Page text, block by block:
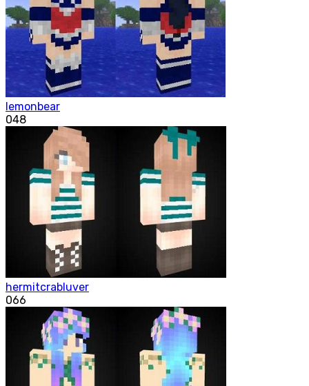
lemonbear
048
hermitcrabluver
066